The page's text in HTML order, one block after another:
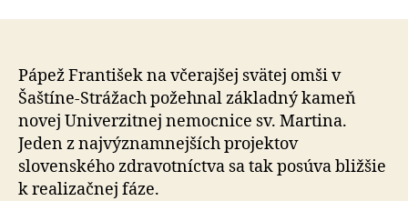
Pápež František na včerajšej svätej omši v
Šaštíne-Strážach požehnal základný kameň
novej Univerzitnej nemocnice sv. Martina.
Jeden z najvýznamnejších projektov
slovenského zdravotníctva sa tak posúva bližšie
k realizačnej fáze.